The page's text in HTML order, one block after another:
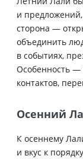
и
сторона —
объединить
в событиях,
Особенность —
контактов,
Осенний
К осеннему
и вкус к